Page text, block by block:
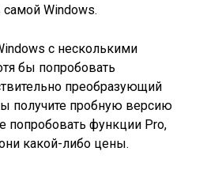
Windows.
с несколькими
бы попробовать
преобразующий
получите пробную версию
попробовать функции Pro,
какой-либо цены.